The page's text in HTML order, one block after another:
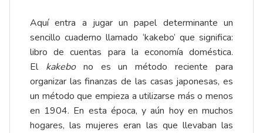
Aquí entra a jugar un papel determinante un
sencillo cuaderno llamado ‘kakebo’ que significa:
libro de cuentas para la economía doméstica.
El kakebono es un método reciente para
organizar las finanzas de las casas japonesas, es
un método que empieza a utilizarse más o menos
en 1904. En esta época, y aún hoy en muchos
hogares, las mujeres eran las que llevaban las